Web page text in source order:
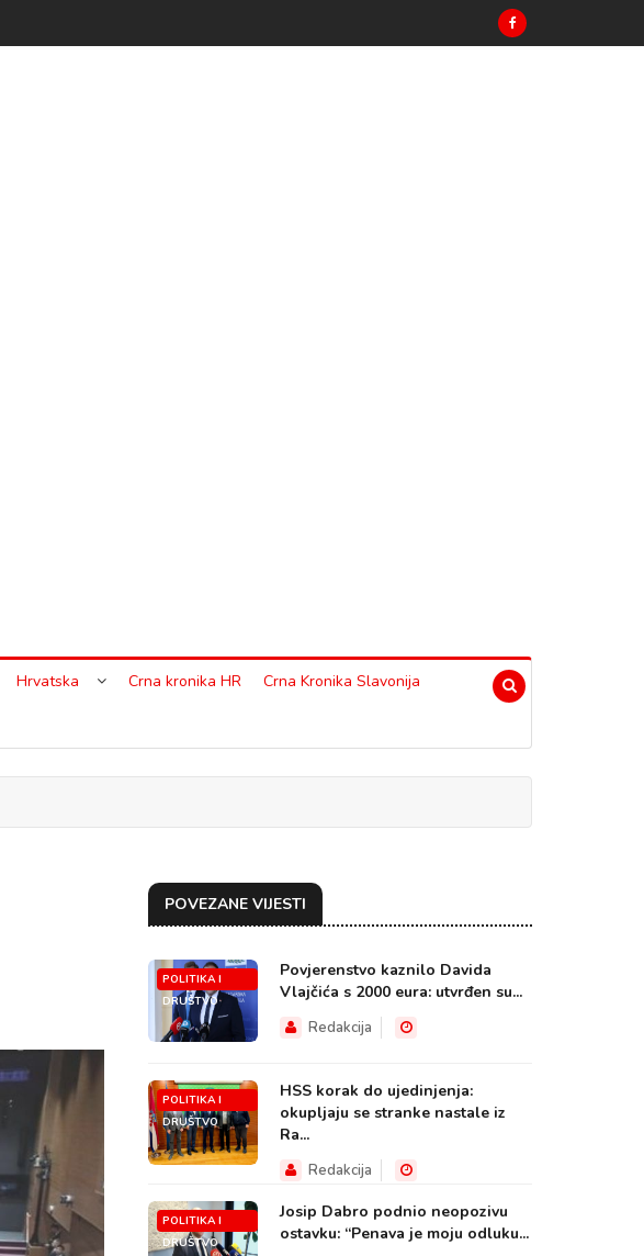
Hrvatska Crna kronika HR Crna Kronika Slavonija
POVEZANE VIJESTI
POLITIKA I
DRUŠTVO
Povjerenstvo kaznilo Davida
Vlajčića s 2000 eura: utvrđen su...
Redakcija
POLITIKA I
DRUŠTVO
HSS korak do ujedinjenja:
okupljaju se stranke nastale iz
Ra...
Redakcija
POLITIKA I
DRUŠTVO
Josip Dabro podnio neopozivu
ostavku: “Penava je moju odluku...